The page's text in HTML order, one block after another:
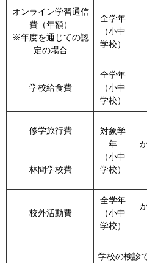
オンライン学習通信
費（年額）
※年度を通じての認
定の場合
全学年
（小中
学校）
学校給食費
全学年
（小中
学校）
修学旅行費
対象学
年
（小中
学校）
林間学校費
校外活動費
全学年
（小中
学校）
学校の検診